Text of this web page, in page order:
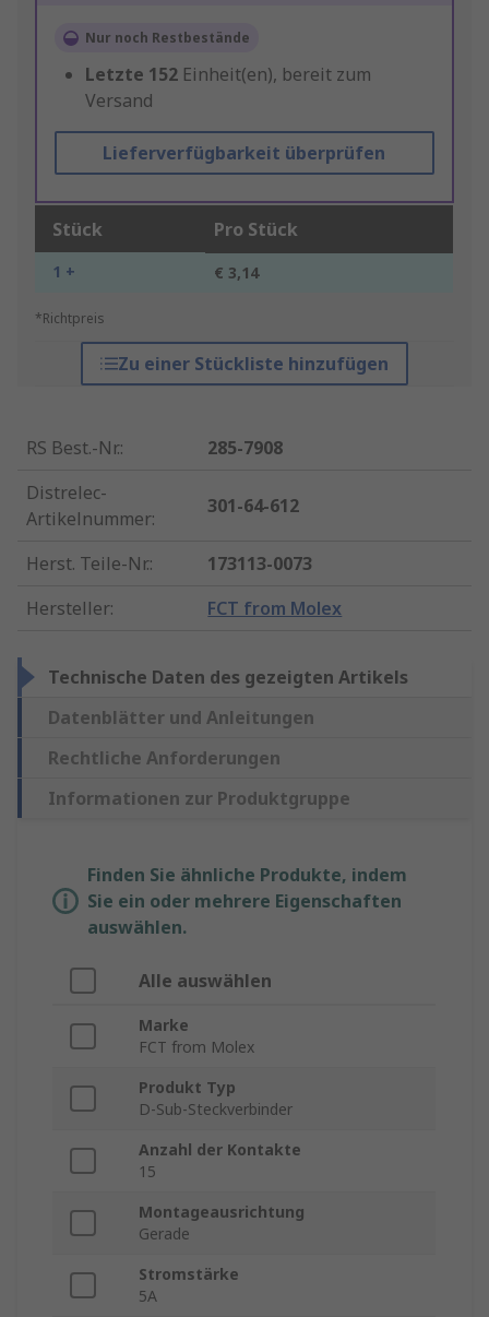
Nur noch Restbestände
Letzte 152 Einheit(en), bereit zum
Versand
Lieferverfügbarkeit überprüfen
Stück Pro Stück
1 + € 3,14
*Richtpreis
Zu einer Stückliste hinzufügen
RS Best.-Nr.:
285-7908
Distrelec-
Artikelnummer:
301-64-612
Herst. Teile-Nr.:
173113-0073
Hersteller: FCT from Molex
Technische Daten des gezeigten Artikels
Datenblätter und Anleitungen
Rechtliche Anforderungen
Informationen zur Produktgruppe
Finden Sie ähnliche Produkte, indem
Sie ein oder mehrere Eigenschaften
auswählen.
Alle auswählen
Marke
FCT from Molex
Produkt Typ
D-Sub-Steckverbinder
Anzahl der Kontakte
15
Montageausrichtung
Gerade
Stromstärke
5A